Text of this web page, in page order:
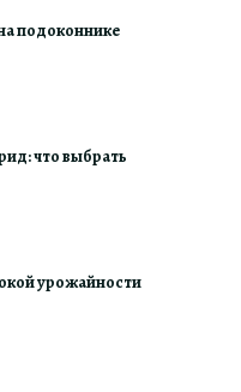
подоконнике
что выбрать
урожайности